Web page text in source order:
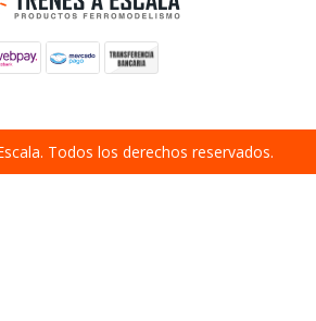
Todos los derechos reservados.